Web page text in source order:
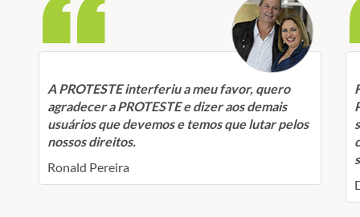
A PROTESTE interferiu a meu favor, quero
agradecer a PROTESTE e dizer aos demais
usuários que devemos e temos que lutar pelos
nossos direitos.
Ronald Pereira